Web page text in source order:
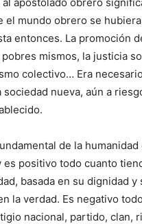
el mundo obrero se
entonces. La promoción
mismos, la justicia
colectivo… Era
sociedad nueva, aún a
de la
es positivo todo cuanto
basada en su dignidad
la verdad. Es negativo
nacional, partido, clan,